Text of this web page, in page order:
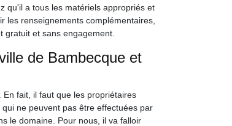
qu'il a tous les matériels appropriés et
les renseignements complémentaires,
gratuit et sans engagement.
de Bambecque et
fait, il faut que les propriétaires
ne peuvent pas être effectuées par
le domaine. Pour nous, il va falloir